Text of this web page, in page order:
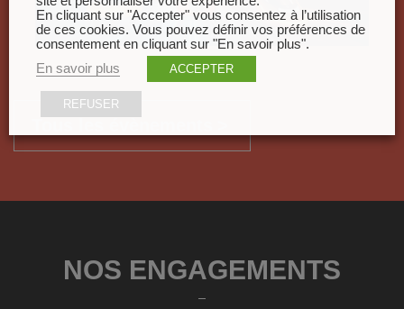
NOS ENGAGEMENTS
En cliquant sur "Accepter" vous consentez à l’utilisation
de ces cookies. Vous pouvez définir vos préférences de
consentement en cliquant sur "En savoir plus".
En savoir plus
ACCEPTER
REFUSER